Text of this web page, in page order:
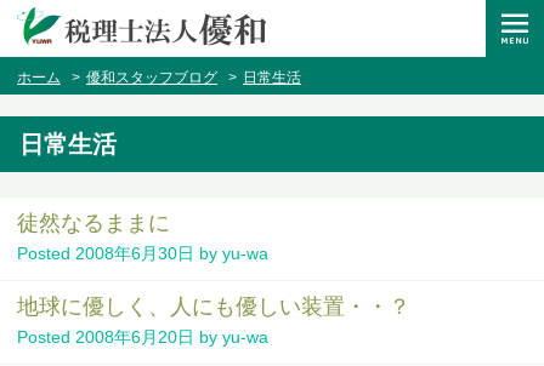
ホーム 優和スタッフブログ 日常生活
日常生活
徒然なるままに
Posted 2008年6月30日 by yu-wa
地球に優しく、人にも優しい装置・・？
Posted 2008年6月20日 by yu-wa